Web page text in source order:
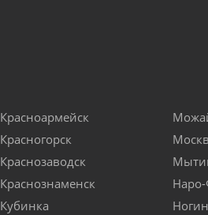
Красноармейск
Красногорск
Краснозаводск
Краснознаменск
Кубинка